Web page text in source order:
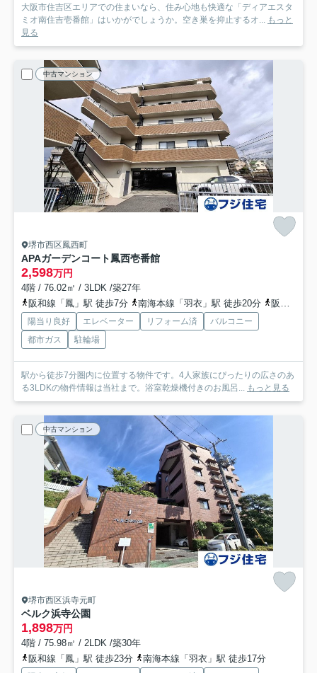
大阪市住吉区エリアでの住まいなら、住み心地も快適な「ディアエスタ
ミオ南住吉壱番館」はいかがでしょうか。空き巣を抑止するオ... もっと
見る
中古マンション
堺市西区鳳西町
APAガーデンコート鳳西壱番館
2,598万円
4階 / 76.02㎡ / 3LDK /築27年
阪和線「鳳」駅 徒歩7分
南海本線「羽衣」駅 徒歩20分 阪和線「津久野」駅 徒歩28分
陽当り良好 エレベーター リフォーム済
バルコニー
都市ガス
駐輪場
駅から徒歩7分圏内に位置する物件です。4人家族にぴったりの広さのあ
る3LDKの物件情報は当社まで。浴室乾燥機付きのお風呂... もっと見る
中古マンション
堺市西区浜寺元町
ベルク浜寺公園
1,898万円
4階 / 75.98㎡ / 2LDK /築30年
阪和線「鳳」駅 徒歩23分
南海本線「羽衣」駅 徒歩17分